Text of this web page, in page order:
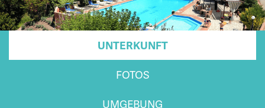
UNTERKUNFT
FOTOS
UMGEBUNG